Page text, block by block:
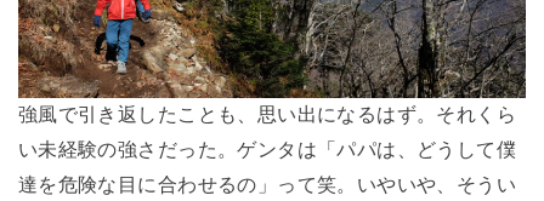
強風で引き返したことも、思い出になるはず。それくら
い未経験の強さだった。ゲンタは「パパは、どうして僕
達を危険な目に合わせるの」って笑。いやいや、そうい